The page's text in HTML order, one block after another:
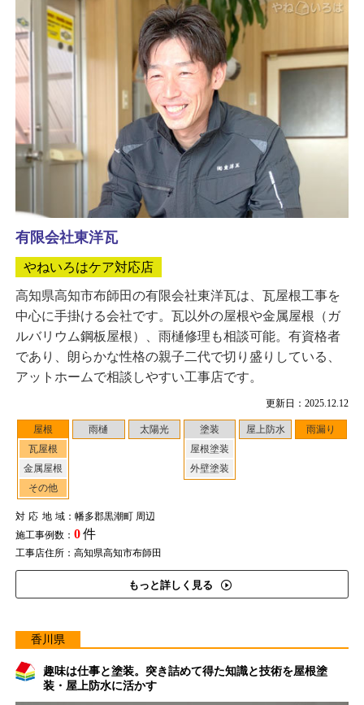
更新日：2025.12.12
屋根
瓦屋根
金属屋根
その他
雨樋 太陽光
塗装
屋根塗装
外壁塗装
屋上防水 雨漏り
対応地域：幡多郡黒潮町 周辺
施工事例数： 0件
工事店住所：高知県高知市布師田
もっと詳しく見る
有限会社東洋瓦
やねいろはケア対応店
高知県高知市布師田の有限会社東洋瓦は、瓦屋根工事を
中心に手掛ける会社です。瓦以外の屋根や金属屋根（ガ
ルバリウム鋼板屋根）、雨樋修理も相談可能。有資格者
であり、朗らかな性格の親子二代で切り盛りしている、
アットホームで相談しやすい工事店です。
香川県
趣味は仕事と塗装。突き詰めて得た知識と技術を屋根塗
装・屋上防水に活かす